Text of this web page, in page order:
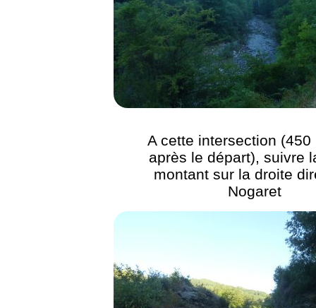
A cette intersection (450
après le départ), suivre
montant sur la droite
Nogaret